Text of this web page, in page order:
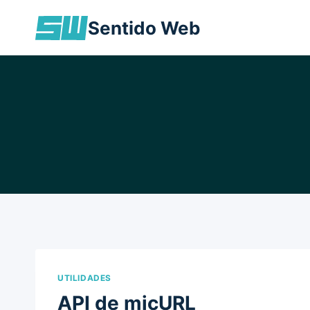
Sentido Web
UTILIDADES
API de micURL